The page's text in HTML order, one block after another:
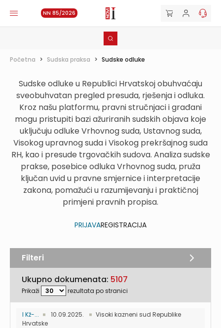
NN 85/2026
Početna > Sudska praksa > Sudske odluke
Sudske odluke u Republici Hrvatskoj obuhvaćaju
sveobuhvatan pregled presuda, rješenja i odluka.
Kroz našu platformu, pravni stručnjaci i građani
mogu pristupiti bazi ažuriranih sudskih objava koje
uključuju odluke Vrhovnog suda, Ustavnog suda,
Visokog upravnog suda i Visokog prekršajnog suda
RH, kao i presude trgovačkih sudova. Analiza sudske
prakse, posebice odluka Vrhovnog suda, pruža
ključan uvid u pravne smjernice i interpretacije
zakona, pomažući u razumijevanju i praktičnoj
primjeni pravnih propisa.
PRIJAVAREGISTRACIJA
Ukupno dokumenata: 5107
Prikaži rezultata po stranici
I Kž-... 10.09.2025.
Visoki kazneni sud Republike
Hrvatske
Filteri